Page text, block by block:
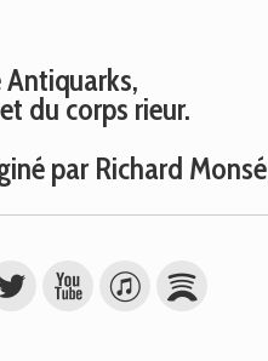
du corps rieur.
par Richard